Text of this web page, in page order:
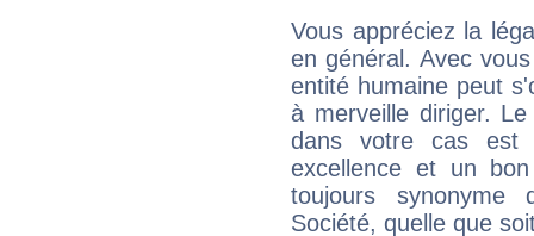
Vous appréciez la
en général. Avec
entité humaine peut
à merveille diriger.
dans votre cas est
excellence et un
toujours synonyme
Société, quelle que